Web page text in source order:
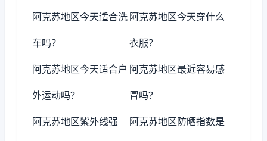
阿克苏地区今天适合洗
车吗？
阿克苏地区今天穿什么
衣服？
阿克苏地区今天适合户
外运动吗？
阿克苏地区最近容易感
冒吗？
阿克苏地区紫外线强 阿克苏地区防晒指数是